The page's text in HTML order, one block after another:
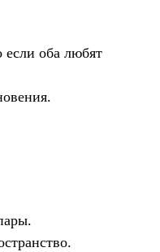
если оба любят